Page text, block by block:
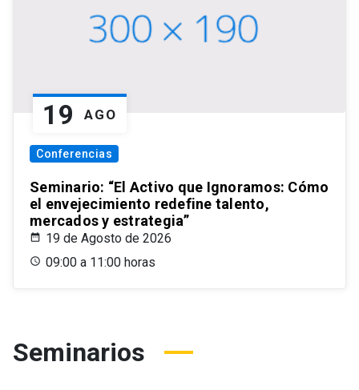
19 AGO
Conferencias
Seminario: “El Activo que Ignoramos: Cómo
el envejecimiento redefine talento,
mercados y estrategia”
19 de Agosto de 2026
09:00 a 11:00 horas
Seminarios